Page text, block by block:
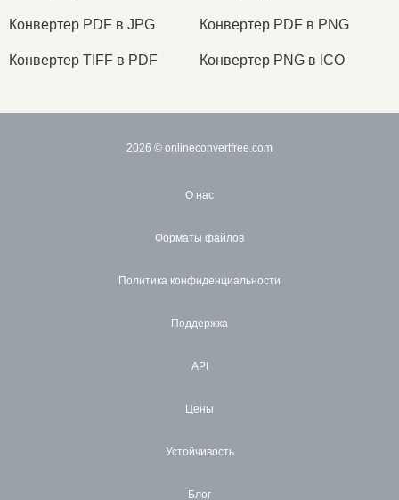
Конвертер PDF в JPG Конвертер PDF в PNG
Конвертер TIFF в PDF Конвертер PNG в ICO
2026 © onlineconvertfree.com
О нас
Форматы файлов
Политика конфиденциальности
Поддержка
API
Цены
Устойчивость
Блог